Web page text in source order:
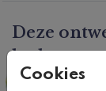
Cookies
Dit product
Productcode:
Deze
leuk